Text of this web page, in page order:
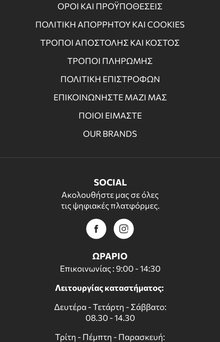
ΟΡΟΙ ΚΑΙ ΠΡΟΫΠΟΘΕΣΕΙΣ
ΠΟΛΙΤΙΚΗ ΑΠΟΡΡΗΤΟΥ ΚΑΙ COOKIES
ΤΡΟΠΟΙ ΑΠΟΣΤΟΛΗΣ ΚΑΙ ΚΟΣΤΟΣ
ΤΡΟΠΟΙ ΠΛΗΡΩΜΗΣ
ΠΟΛΙΤΙΚΗ ΕΠΙΣΤΡΟΦΩΝ
ΕΠΙΚΟΙΝΩΝΗΣΤΕ ΜΑΖΙ ΜΑΣ
ΠΟΙΟΙ ΕΙΜΑΣΤΕ
OUR BRANDS
SOCIAL
Ακολουθήστε μας σε όλες
τις ψηφιακές πλατφόρμες.
ΩΡΑΡΙΟ
Επικοινωνίας : 9:00 - 14:30
Λειτουργίας καταστήματος:
Δευτέρα - Τετάρτη - Σάββατο:
08.30 - 14.30
Τρίτη - Πέμπτη - Παρασκευή: